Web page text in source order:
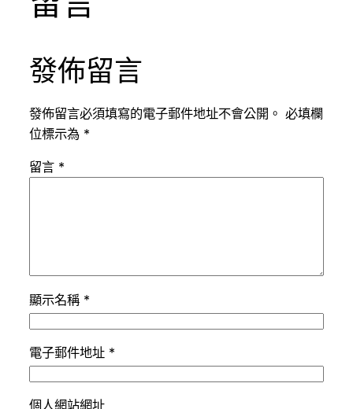
發佈留言
發佈留言必須填寫的電子郵件地址不會公開。 必填欄
位標示為 *
留言 *
顯示名稱 *
電子郵件地址 *
個人網站網址